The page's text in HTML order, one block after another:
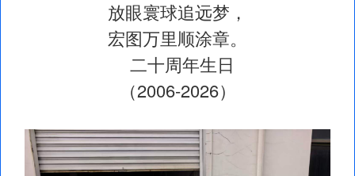
放眼寰球追远梦，
宏图万里顺涂章。
二十周年生日
（2006-2026）